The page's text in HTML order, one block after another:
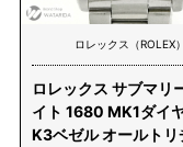
ロレックス（ROLEX）
ロレックス サブマリ
イト 1680 MK1ダイ
K3ベゼル オールトリ